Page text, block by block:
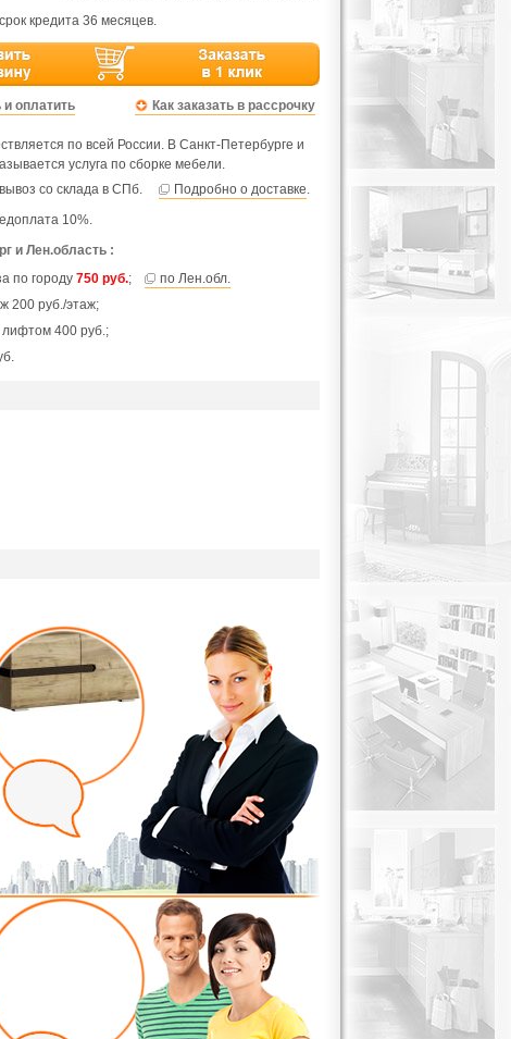
кредита 36 месяцев.
и оплатить Как заказать в рассрочку
по всей России. В Санкт-Петербурге и
услуга по сборке мебели.
со склада в СПб.
Подробно о доставке.
10%.
и Лен.область :
по городу 750 руб.;
по Лен.обл.
200 руб./этаж;
лифтом 400 руб.;